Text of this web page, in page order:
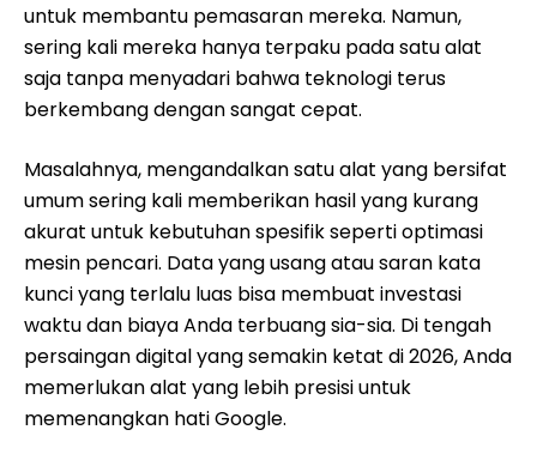
untuk membantu pemasaran mereka. Namun,
sering kali mereka hanya terpaku pada satu alat
saja tanpa menyadari bahwa teknologi terus
berkembang dengan sangat cepat.
Masalahnya, mengandalkan satu alat yang bersifat
umum sering kali memberikan hasil yang kurang
akurat untuk kebutuhan spesifik seperti optimasi
mesin pencari. Data yang usang atau saran kata
kunci yang terlalu luas bisa membuat investasi
waktu dan biaya Anda terbuang sia-sia. Di tengah
persaingan digital yang semakin ketat di 2026, Anda
memerlukan alat yang lebih presisi untuk
memenangkan hati Google.